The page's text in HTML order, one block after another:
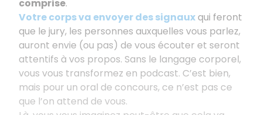
comprise.
Votre corps va envoyer des signauxqui feront
que le jury, les personnes auxquelles vous parlez,
auront envie (ou pas) de vous écouter et seront
attentifs à vos propos. Sans le langage corporel,
vous vous transformez en podcast. C’est bien,
mais pour un oral de concours, ce n’est pas ce
que l’on attend de vous.